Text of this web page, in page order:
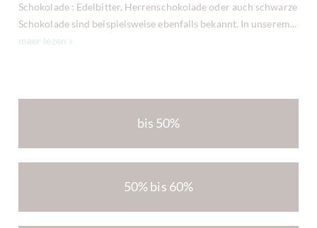
Schokolade : Edelbitter, Herrenschokolade oder auch schwarze
Schokolade sind beispielsweise ebenfalls bekannt. In unserem...
meer lezen »
bis 50%
50% bis 60%